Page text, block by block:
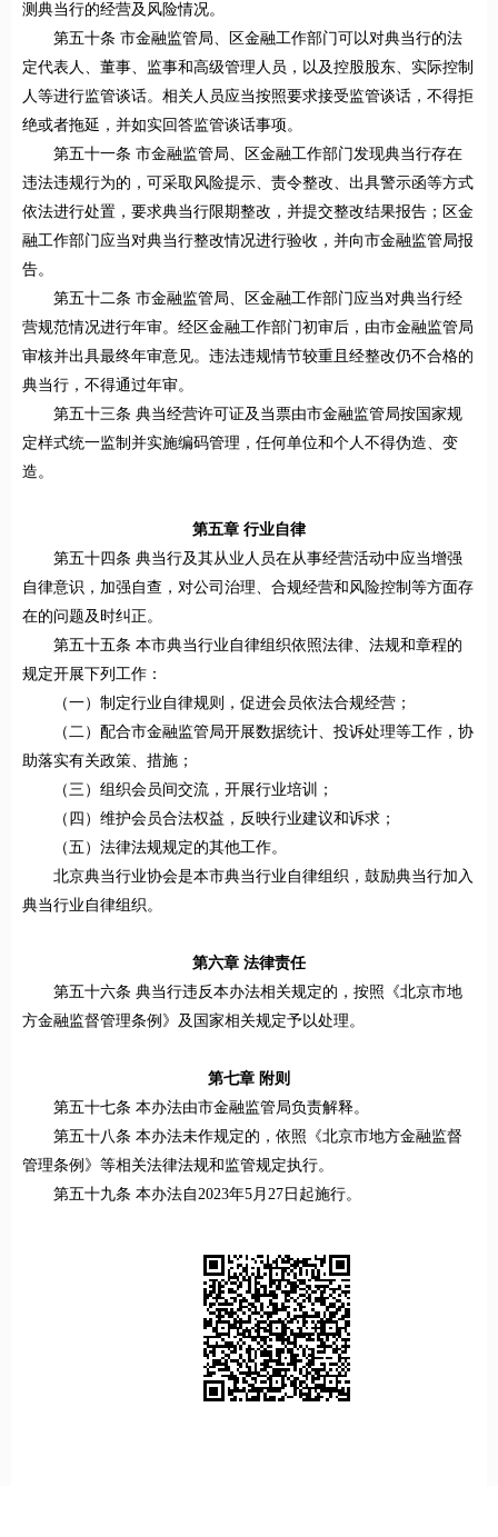
测典当行的经营及风险情况。
第五十条 市金融监管局、区金融工作部门可以对典当行的法
定代表人、董事、监事和高级管理人员，以及控股股东、实际控制
人等进行监管谈话。相关人员应当按照要求接受监管谈话，不得拒
绝或者拖延，并如实回答监管谈话事项。
第五十一条 市金融监管局、区金融工作部门发现典当行存在
违法违规行为的，可采取风险提示、责令整改、出具警示函等方式
依法进行处置，要求典当行限期整改，并提交整改结果报告；区金
融工作部门应当对典当行整改情况进行验收，并向市金融监管局报
告。
第五十二条 市金融监管局、区金融工作部门应当对典当行经
营规范情况进行年审。经区金融工作部门初审后，由市金融监管局
审核并出具最终年审意见。违法违规情节较重且经整改仍不合格的
典当行，不得通过年审。
第五十三条 典当经营许可证及当票由市金融监管局按国家规
定样式统一监制并实施编码管理，任何单位和个人不得伪造、变
造。
第五章 行业自律
第五十四条 典当行及其从业人员在从事经营活动中应当增强
自律意识，加强自查，对公司治理、合规经营和风险控制等方面存
在的问题及时纠正。
第五十五条 本市典当行业自律组织依照法律、法规和章程的
规定开展下列工作：
（一）制定行业自律规则，促进会员依法合规经营；
（二）配合市金融监管局开展数据统计、投诉处理等工作，协
助落实有关政策、措施；
（三）组织会员间交流，开展行业培训；
（四）维护会员合法权益，反映行业建议和诉求；
（五）法律法规规定的其他工作。
北京典当行业协会是本市典当行业自律组织，鼓励典当行加入
典当行业自律组织。
第六章 法律责任
第五十六条 典当行违反本办法相关规定的，按照《北京市地
方金融监督管理条例》及国家相关规定予以处理。
第七章 附则
第五十七条 本办法由市金融监管局负责解释。
第五十八条 本办法未作规定的，依照《北京市地方金融监督
管理条例》等相关法律法规和监管规定执行。
第五十九条 本办法自2023年5月27日起施行。